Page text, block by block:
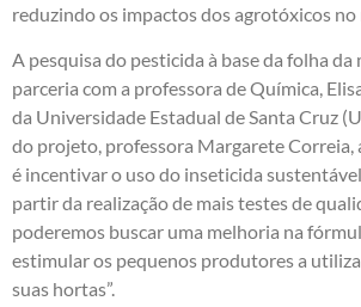
reduzindo os impactos dos agrotóxicos no
A pesquisa do pesticida à base da folha da
parceria com a professora de Química,
da Universidade Estadual de Santa Cruz
do projeto, professora Margarete
é incentivar o uso do inseticida
partir da realização de mais testes de
poderemos buscar uma melhoria na
estimular os pequenos produtores a
suas hortas”.